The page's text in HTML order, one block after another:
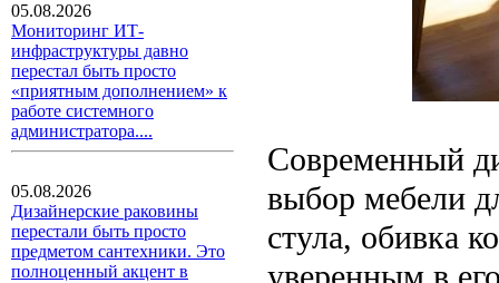
05.08.2026
Мониторинг ИТ-
инфраструктуры давно
перестал быть просто
«приятным дополнением» к
работе системного
администратора....
05.08.2026
Дизайнерские раковины
перестали быть просто
предметом сантехники. Это
полноценный акцент в
Современный
выбор мебели
стула, обивка